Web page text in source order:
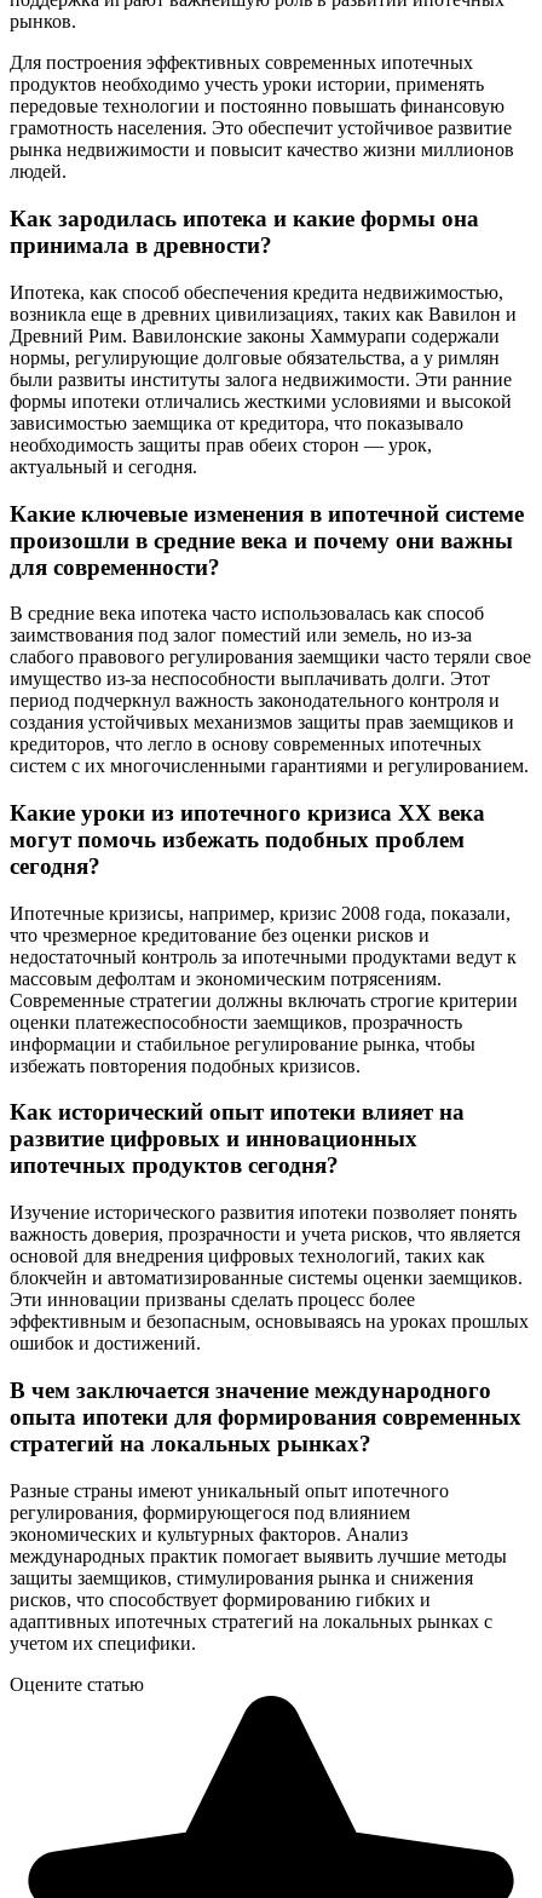
рынков.
Для построения эффективных современных ипотечных
продуктов необходимо учесть уроки истории, применять
передовые технологии и постоянно повышать финансовую
грамотность населения. Это обеспечит устойчивое развитие
рынка недвижимости и повысит качество жизни миллионов
людей.
Как зародилась ипотека и какие формы она
принимала в древности?
Ипотека, как способ обеспечения кредита недвижимостью,
возникла еще в древних цивилизациях, таких как Вавилон и
Древний Рим. Вавилонские законы Хаммурапи содержали
нормы, регулирующие долговые обязательства, а у римлян
были развиты институты залога недвижимости. Эти ранние
формы ипотеки отличались жесткими условиями и высокой
зависимостью заемщика от кредитора, что показывало
необходимость защиты прав обеих сторон — урок,
актуальный и сегодня.
Какие ключевые изменения в ипотечной системе
произошли в средние века и почему они важны
для современности?
В средние века ипотека часто использовалась как способ
заимствования под залог поместий или земель, но из-за
слабого правового регулирования заемщики часто теряли свое
имущество из-за неспособности выплачивать долги. Этот
период подчеркнул важность законодательного контроля и
создания устойчивых механизмов защиты прав заемщиков и
кредиторов, что легло в основу современных ипотечных
систем с их многочисленными гарантиями и регулированием.
Какие уроки из ипотечного кризиса XX века
могут помочь избежать подобных проблем
сегодня?
Ипотечные кризисы, например, кризис 2008 года, показали,
что чрезмерное кредитование без оценки рисков и
недостаточный контроль за ипотечными продуктами ведут к
массовым дефолтам и экономическим потрясениям.
Современные стратегии должны включать строгие критерии
оценки платежеспособности заемщиков, прозрачность
информации и стабильное регулирование рынка, чтобы
избежать повторения подобных кризисов.
Как исторический опыт ипотеки влияет на
развитие цифровых и инновационных
ипотечных продуктов сегодня?
Изучение исторического развития ипотеки позволяет понять
важность доверия, прозрачности и учета рисков, что является
основой для внедрения цифровых технологий, таких как
блокчейн и автоматизированные системы оценки заемщиков.
Эти инновации призваны сделать процесс более
эффективным и безопасным, основываясь на уроках прошлых
ошибок и достижений.
В чем заключается значение международного
опыта ипотеки для формирования современных
стратегий на локальных рынках?
Разные страны имеют уникальный опыт ипотечного
регулирования, формирующегося под влиянием
экономических и культурных факторов. Анализ
международных практик помогает выявить лучшие методы
защиты заемщиков, стимулирования рынка и снижения
рисков, что способствует формированию гибких и
адаптивных ипотечных стратегий на локальных рынках с
учетом их специфики.
Оцените статью